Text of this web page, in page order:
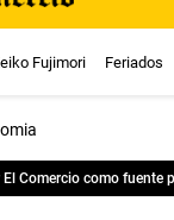
Fujimori Feriados
Comercio como fuente